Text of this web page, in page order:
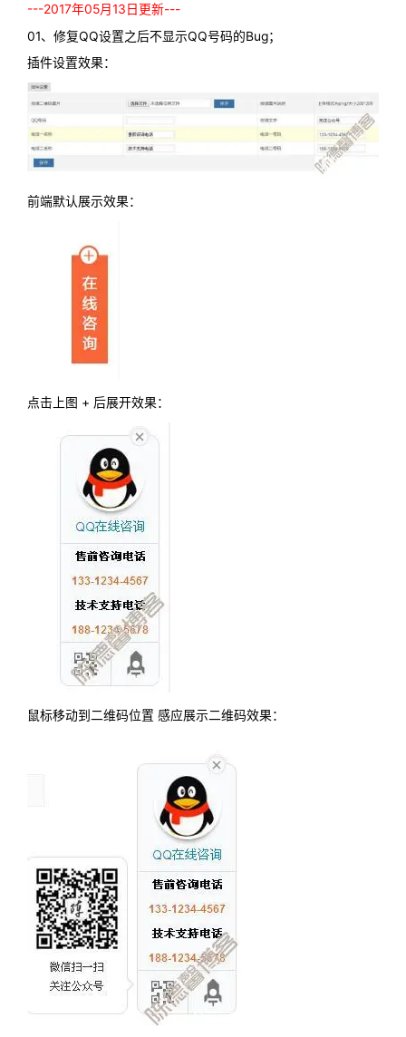
---2017年05月13日更新---
01、修复QQ设置之后不显示QQ号码的Bug；
插件设置效果：
前端默认展示效果：
点击上图 + 后展开效果：
鼠标移动到二维码位置 感应展示二维码效果：